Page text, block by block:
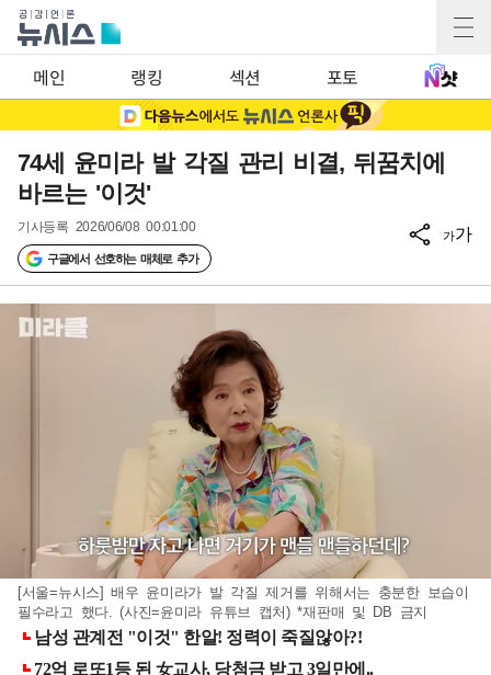
메인 랭킹 섹션 포토
74세 윤미라 발 각질 관리 비결, 뒤꿈치에
바르는 '이것'
기사등록 2026/06/08 00:01:00
구글에서 선호하는 매체로 추가
가가
[서울=뉴시스] 배우 윤미라가 발 각질 제거를 위해서는 충분한 보습이
필수라고 했다. (사진=윤미라 유튜브 캡처) *재판매 및 DB 금지